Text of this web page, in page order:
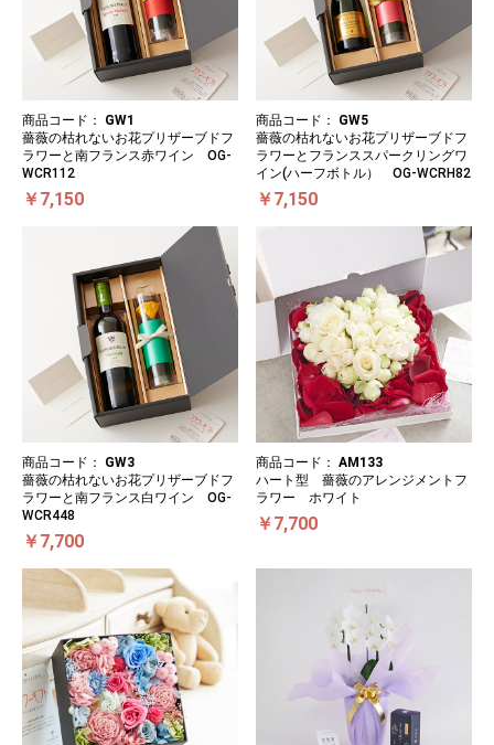
商品コード： GW1
薔薇の枯れないお花プリザーブドフ
ラワーと南フランス赤ワイン OG-
WCR112
￥7,150
商品コード： GW5
薔薇の枯れないお花プリザーブドフ
ラワーとフランススパークリングワ
イン(ハーフボトル） OG-WCRH82
￥7,150
商品コード： GW3
薔薇の枯れないお花プリザーブドフ
ラワーと南フランス白ワイン OG-
WCR448
￥7,700
商品コード： AM133
ハート型 薔薇のアレンジメントフ
ラワー ホワイト
￥7,700